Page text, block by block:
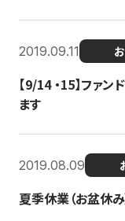
2019.09.11
【9/14 ・15】ファ
ます
2019.08.09
夏季休業（お盆休